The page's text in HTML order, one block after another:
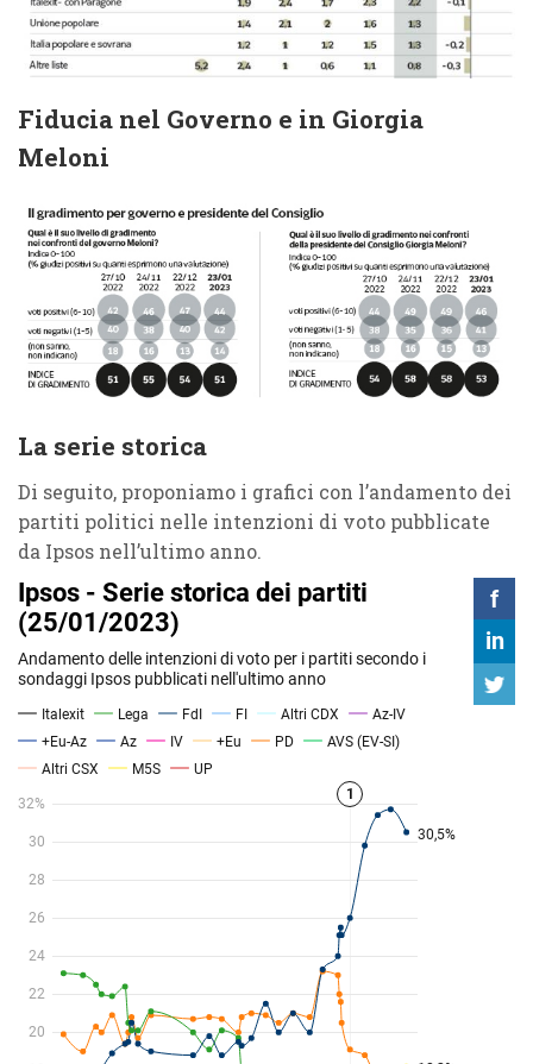
Fiducia nel Governo e in Giorgia
Meloni
La serie storica
Di seguito, proponiamo i grafici con l’andamento dei
partiti politici nelle intenzioni di voto pubblicate
da Ipsos nell’ultimo anno.